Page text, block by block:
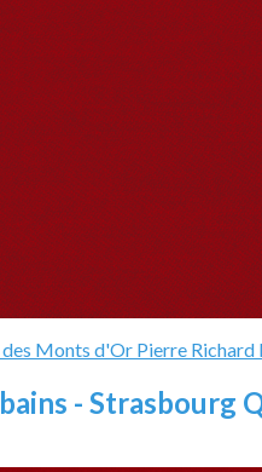
des Monts d'Or Pierre Richard
- Strasbourg